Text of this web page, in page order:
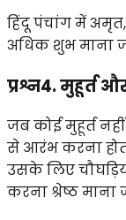
हिंदू पंचांग में
अधिक शुभ माना
प्रश्न4. मुहूर्त
जब कोई मुहूर्त
से आरंभ करना
उसके लिए
करना श्रेष्ठ माना